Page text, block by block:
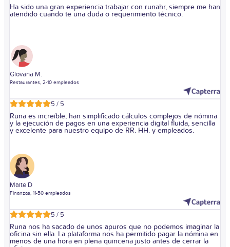
Ha sido una gran experiencia trabajar con runahr, siempre me han
atendido cuando te una duda o requerimiento técnico.
Giovana M.
Restaurantes, 2-10 empleados
5 / 5
Runa es increíble, han simplificado cálculos complejos de nómina
y la ejecución de pagos en una experiencia digital fluida, sencilla
y excelente para nuestro equipo de RR. HH. y empleados.
Maite D
Finanzas, 11-50 empleados
5 / 5
Runa nos ha sacado de unos apuros que no podemos imaginar la
oficina sin ella. La plataforma nos ha permitido pagar la nómina en
menos de una hora en plena quincena justo antes de cerrar la